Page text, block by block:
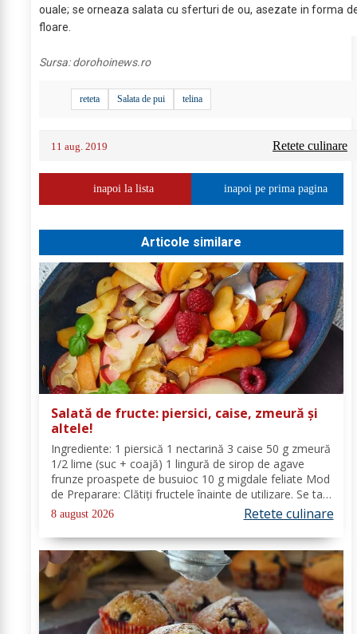
ouale; se orneaza salata cu sferturi de ou, asezate in forma
floare.
Sursa:dorohoinews.ro
reteta Salata de pui telina
11 aug. 2019 Retete culinare
inapoi la lista inapoi pe prima pagina
Articole similare
Salată de fructe: piersici, caise, zmeură și
altele!
Ingrediente: 1 piersică 1 nectarină 3 caise 50 g zmeură
1/2 lime (suc + coajă) 1 lingură de sirop de agave
frunze proaspete de busuioc 10 g migdale feliate Mod
de Preparare: Clătiți fructele înainte de utilizare. Se taie
piersicile, nectarinele și caisele în felii subțiri. Stoarceți
lămâia și...
8 august 2026 Retete culinare